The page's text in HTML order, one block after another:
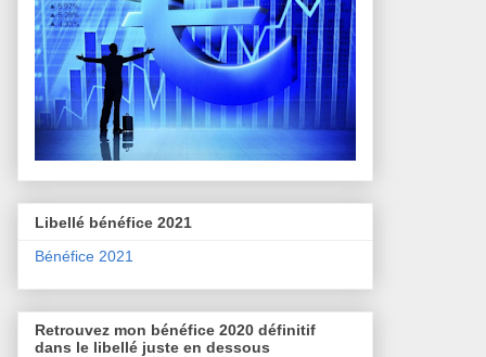
Libellé bénéfice 2021
Bénéfice 2021
Retrouvez mon bénéfice 2020 définitif
dans le libellé juste en dessous